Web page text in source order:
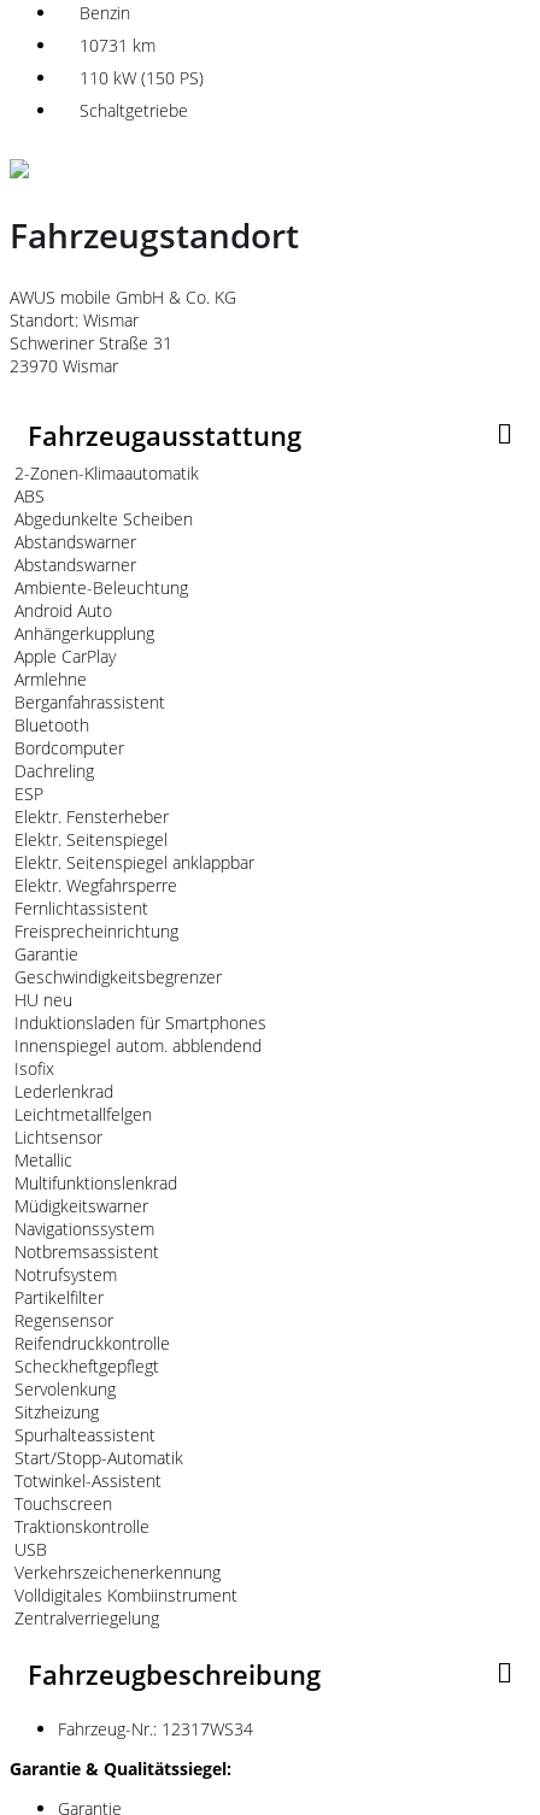
Benzin
10731 km
110 kW (150 PS)
Schaltgetriebe
Fahrzeugstandort
AWUS mobile GmbH & Co. KG
Standort: Wismar
Schweriner Straße 31
23970 Wismar
Fahrzeugausstattung
2-Zonen-Klimaautomatik
ABS
Abgedunkelte Scheiben
Abstandswarner
Abstandswarner
Ambiente-Beleuchtung
Android Auto
Anhängerkupplung
Apple CarPlay
Armlehne
Berganfahrassistent
Bluetooth
Bordcomputer
Dachreling
ESP
Elektr. Fensterheber
Elektr. Seitenspiegel
Elektr. Seitenspiegel anklappbar
Elektr. Wegfahrsperre
Fernlichtassistent
Freisprecheinrichtung
Garantie
Geschwindigkeitsbegrenzer
HU neu
Induktionsladen für Smartphones
Innenspiegel autom. abblendend
Isofix
Lederlenkrad
Leichtmetallfelgen
Lichtsensor
Metallic
Multifunktionslenkrad
Müdigkeitswarner
Navigationssystem
Notbremsassistent
Notrufsystem
Partikelfilter
Regensensor
Reifendruckkontrolle
Scheckheftgepflegt
Servolenkung
Sitzheizung
Spurhalteassistent
Start/Stopp-Automatik
Totwinkel-Assistent
Touchscreen
Traktionskontrolle
USB
Verkehrszeichenerkennung
Volldigitales Kombiinstrument
Zentralverriegelung
Fahrzeugbeschreibung
Fahrzeug-Nr.: 12317WS34
Garantie & Qualitätssiegel:
Garantie